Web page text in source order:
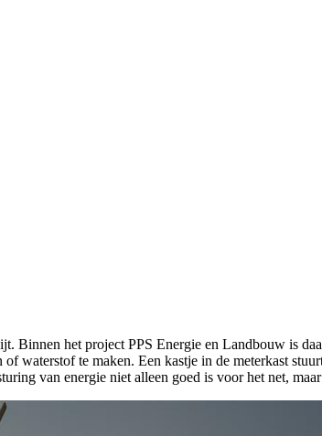
Binnen het project PPS Energie en Landbouw is
waterstof te maken. Een kastje in de meterkast
van energie niet alleen goed is voor het net,